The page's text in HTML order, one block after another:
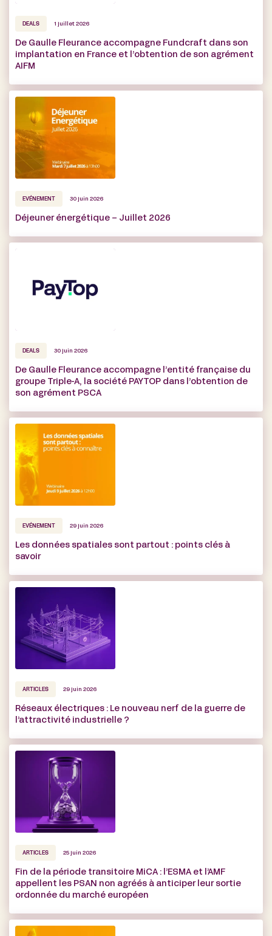
DEALS 1 juillet 2026
De Gaulle Fleurance accompagne Fundcraft dans son
implantation en France et l’obtention de son agrément
AIFM
EVÉNEMENT 30 juin 2026
Déjeuner énergétique – Juillet 2026
DEALS 30 juin 2026
De Gaulle Fleurance accompagne l’entité française du
groupe Triple-A, la société PAYTOP dans l’obtention de
son agrément PSCA
EVÉNEMENT 29 juin 2026
Les données spatiales sont partout : points clés à
savoir
ARTICLES 29 juin 2026
Réseaux électriques : Le nouveau nerf de la guerre de
l’attractivité industrielle ?
ARTICLES 25 juin 2026
Fin de la période transitoire MiCA : l’ESMA et l’AMF
appellent les PSAN non agréés à anticiper leur sortie
ordonnée du marché européen